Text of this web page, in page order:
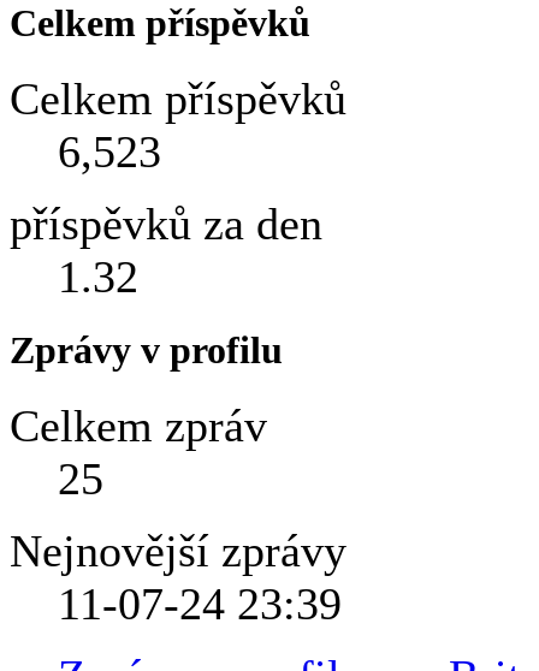
Celkem příspěvků
Celkem příspěvků
6,523
příspěvků za den
1.32
Zprávy v profilu
Celkem zpráv
25
Nejnovější zprávy
11-07-24 23:39